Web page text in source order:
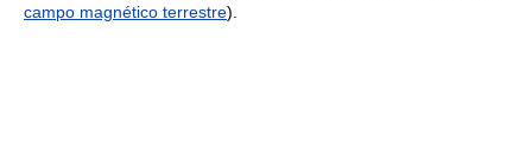
campo magnético terrestre).